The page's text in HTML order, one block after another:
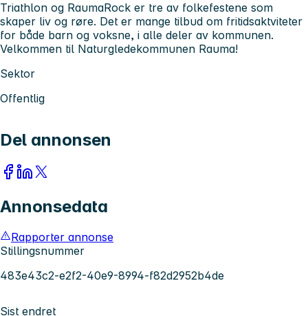
Triathlon og RaumaRock er tre av folkefestene som
skaper liv og røre. Det er mange tilbud om fritidsaktviteter
for både barn og voksne, i alle deler av kommunen.
Velkommen til Naturgledekommunen Rauma!
Sektor
Offentlig
Del annonsen
Annonsedata
Rapporter annonse
Stillingsnummer
483e43c2-e2f2-40e9-8994-f82d2952b4de
Sist endret